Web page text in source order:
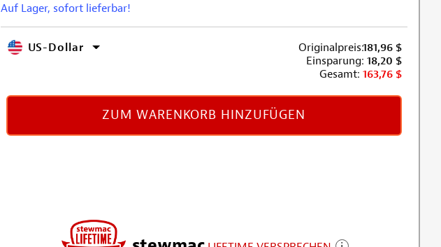
Auf Lager, sofort lieferbar!
US-Dollar Originalpreis:181,96 $
Einsparung: 18,20 $
Gesamt: 163,76 $
ZUM WARENKORB HINZUFÜGEN